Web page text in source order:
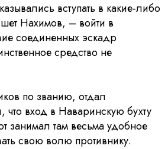
вступать в какие-либо
Нахимов, – войти в
соединенных эскадр
средство не
по званию, отдал
вход в Наваринскую бухту
занимал там весьма удобное
свою волю противнику.